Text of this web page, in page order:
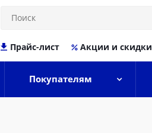
Прайс-лист Акции и скидки
Покупателям